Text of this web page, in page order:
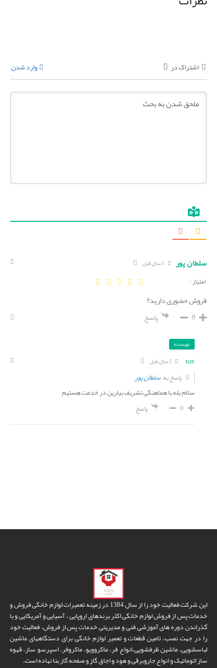
اشتراک در وارد شدن
سلطان پور
امتیاز :
فروش حضوری دارید؟
0 پاسخ
نویسنده
net
پاسخ بهسلطان پور
سلام بله با هماهنگی تشریف بیارین در خدمت هستیم
0 پاسخ
این شرکت فعالیت خود را از سال 1384 در زمینه تعمیرات لوازم خانگی فروش و
خدمات پس از فروش لوازم خانگی اکثر برندهای اروپایی ، آسیایی و آمریکایی و با
گذراندن دوره های آموزشی فنی و مدیریتی خدمات پس از فروش، فعالیت خود
را در جهت نصب، تامین قطعات و تعمیر لوازم خانگی برای دستگاههای ماشین
لباسشویی، ماشین ظرفشویی،انواع فر، ماکروویو، ماکروفر، اسپرسو ساز، قهوه
ساز اتوماتیک و انواع جاروبرقی و هود و اجاق گاز و صفحه گاز بنا نهاده است.